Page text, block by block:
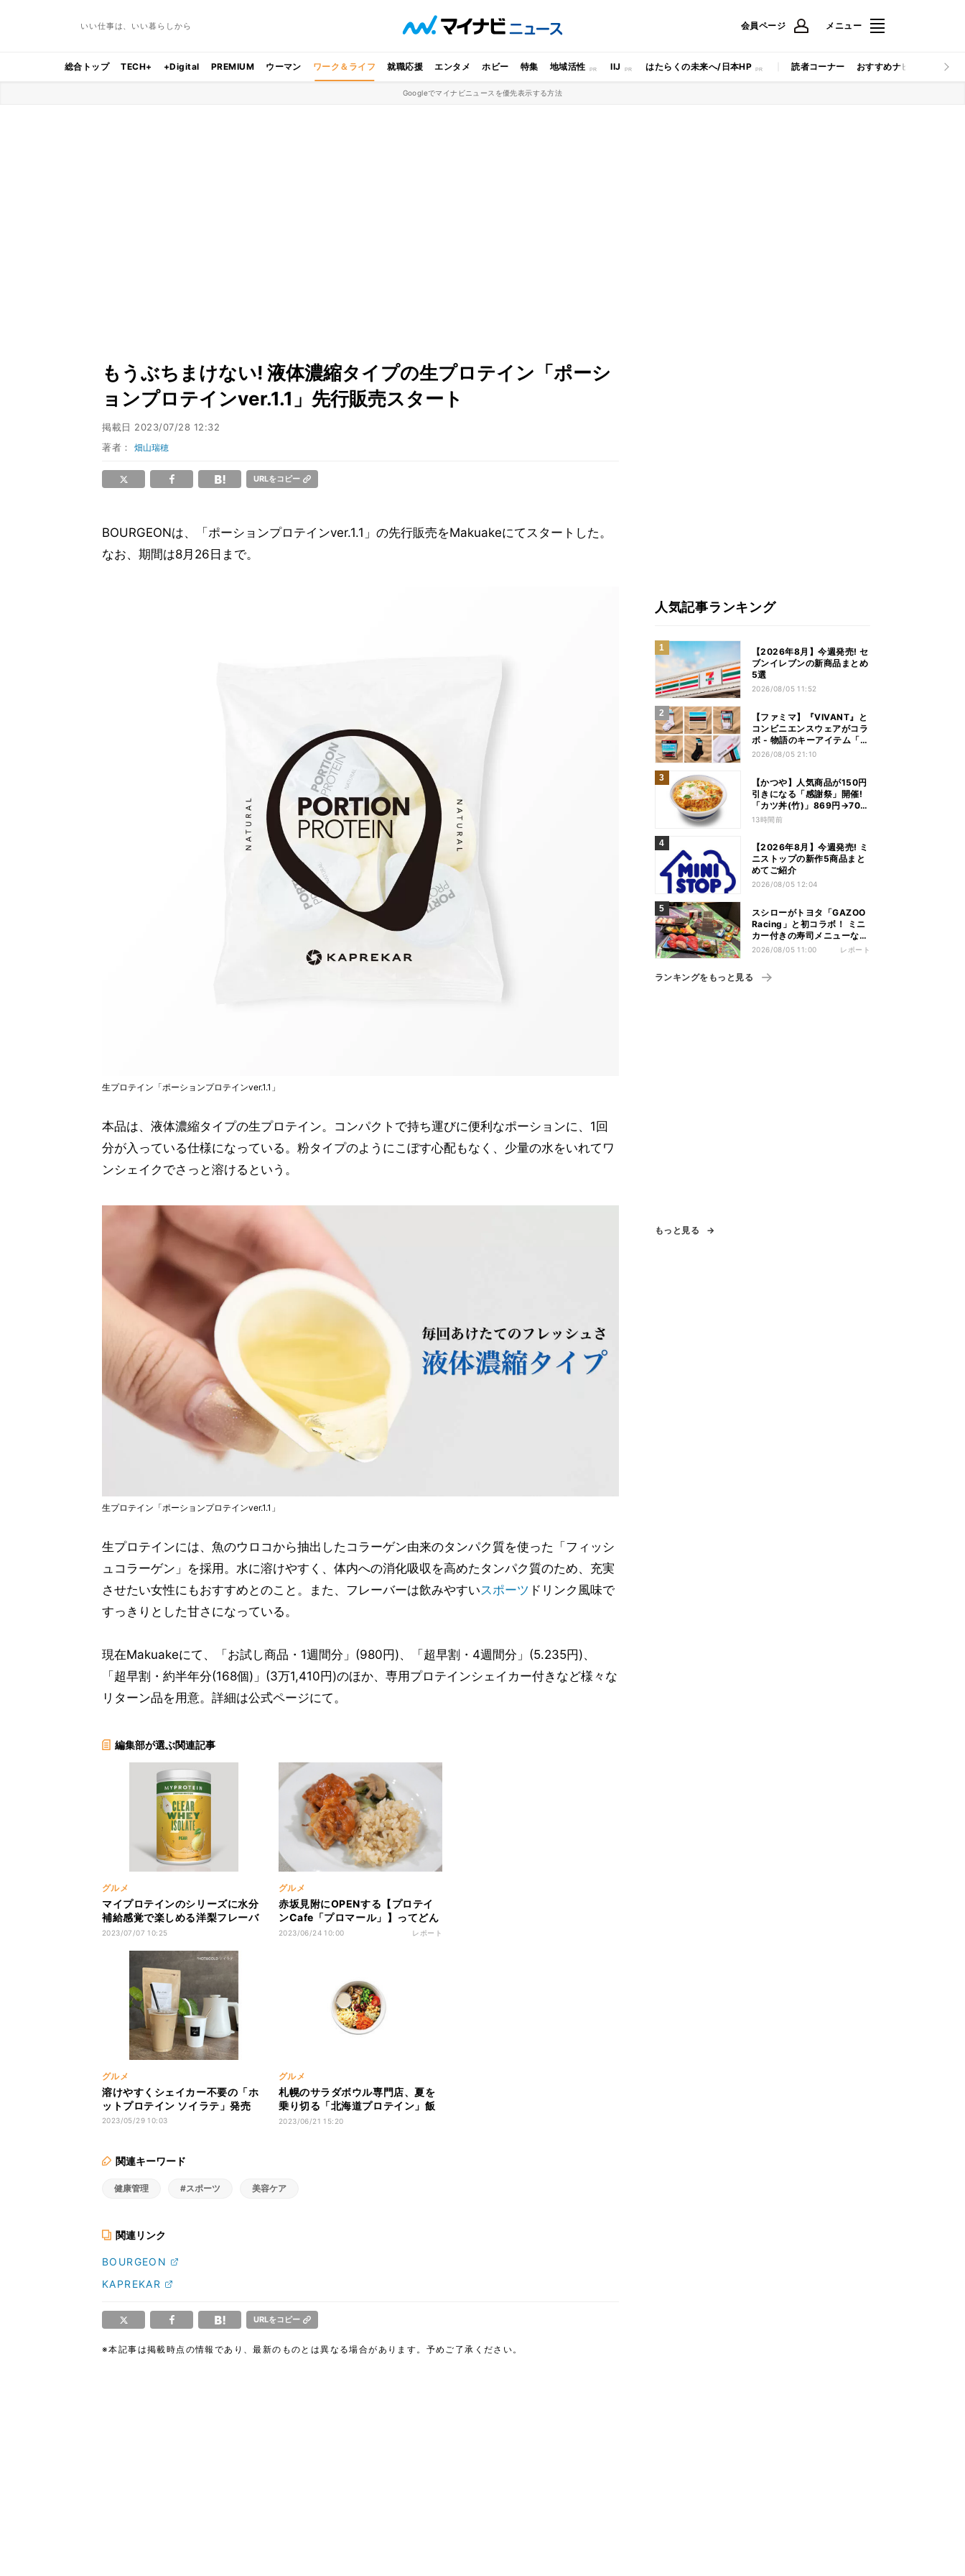
いい仕事は、いい暮らしから 会員ページ メニュー
総合トップ TECH+ +Digital PREMIUM ウーマン ワーク＆ライフ 就職応援 エンタメ ホビー 特集 地域活性 IIJ はたらくの未来へ/日本HP 読者コーナー おすすめナビ マイナビ
Googleでマイナビニュースを優先表示する方法
もうぶちまけない! 液体濃縮タイプの生プロテイン「ポーシ
ョンプロテインver.1.1」先行販売スタート
掲載日 2023/07/28 12:32
著者：畑山瑞穂
URLをコピー
BOURGEONは、「ポーションプロテインver.1.1」の先行販売をMakuakeにてスタートした。
なお、期間は8月26日まで。
生プロテイン「ポーションプロテインver.1.1」
本品は、液体濃縮タイプの生プロテイン。コンパクトで持ち運びに便利なポーションに、1回
分が入っている仕様になっている。粉タイプのようにこぼす心配もなく、少量の水をいれてワ
ンシェイクでさっと溶けるという。
生プロテイン「ポーションプロテインver.1.1」
生プロテインには、魚のウロコから抽出したコラーゲン由来のタンパク質を使った「フィッシ
ュコラーゲン」を採用。水に溶けやすく、体内への消化吸収を高めたタンパク質のため、充実
させたい女性にもおすすめとのこと。また、フレーバーは飲みやすいスポーツ ドリンク風味で
すっきりとした甘さになっている。
現在Makuakeにて、「お試し商品・1週間分」(980円)、「超早割・4週間分」(5.235円)、
「超早割・約半年分(168個)」(3万1,410円)のほか、専用プロテインシェイカー付きなど様々な
リターン品を用意。詳細は公式ページにて。
編集部が選ぶ関連記事
グルメ
マイプロテインのシリーズに水分
補給感覚で楽しめる洋梨フレーバ
ーが登場
2023/07/07 10:25
グルメ
赤坂見附にOPENする【プロテイ
ンCafe「プロマール」】ってどん
な店?
2023/06/24 10:00 レポート
グルメ
溶けやすくシェイカー不要の「ホ
ットプロテイン ソイラテ」発売
2023/05/29 10:03
グルメ
札幌のサラダボウル専門店、夏を
乗り切る「北海道プロテイン」飯
を販売
2023/06/21 15:20
関連キーワード
健康管理 #スポーツ 美容ケア
関連リンク
BOURGEON
KAPREKAR
URLをコピー
※本記事は掲載時点の情報であり、最新のものとは異なる場合があります。予めご了承ください。
人気記事ランキング
【2026年8月】今週発売! セ
ブンイレブンの新商品まとめ
5選
2026/08/05 11:52
【ファミマ】『VIVANT』と
コンビニエンスウェアがコラ
ボ - 物語のキーアイテム「別
班饅頭」も発売
2026/08/05 21:10
【かつや】人気商品が150円
引きになる「感謝祭」開催!
「カツ丼(竹)」869円→704
円、「ロースカツ定食」913
13時間前
【2026年8月】今週発売! ミ
ニストップの新作5商品まと
めてご紹介
2026/08/05 12:04
スシローがトヨタ「GAZOO
Racing」と初コラボ！ ミニ
カー付きの寿司メニューなど
注目のコンテンツは？
2026/08/05 11:00 レポート
ランキングをもっと見る
もっと見る